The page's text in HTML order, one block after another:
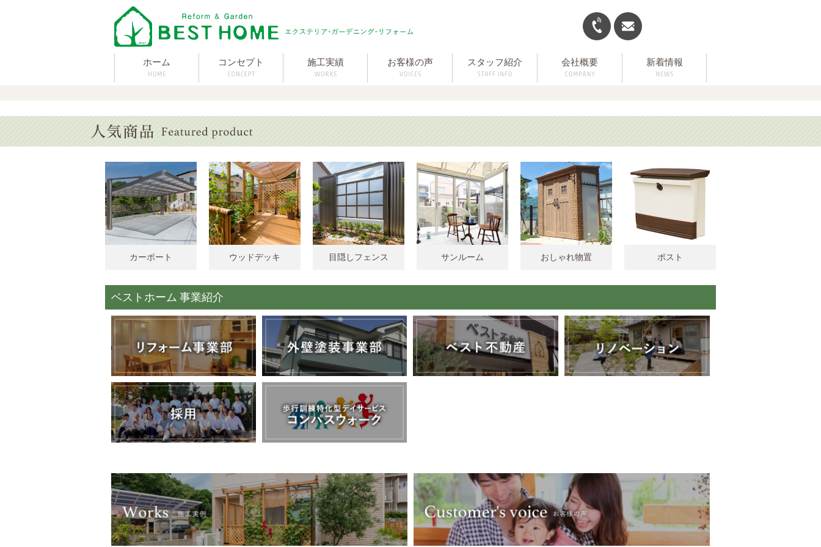
ホーム コンセプト 施工実績 お客様の声 スタッフ紹介 会社概要 新着情報
カーポート ウッドデッキ 目隠しフェンス サンルーム おしゃれ物置 ポスト
ベストホーム 事業紹介